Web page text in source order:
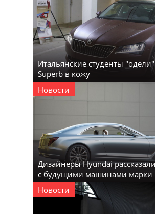
Итальянские студенты
Superb в кожу
Новости
Дизайнеры Hyundai
с будущими машинами марки
Новости